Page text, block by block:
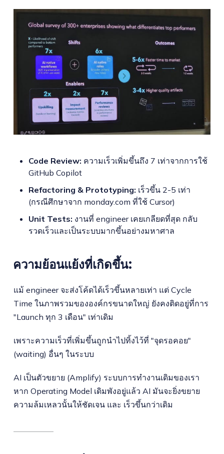
Code Review: ความเร็วเพิ่มขึ้นถึง 7 เท่าจากการใช้
GitHub Copilot
Refactoring & Prototyping: เร็วขึ้น 2-5 เท่า
(กรณีศึกษาจาก monday.com ที่ใช้ Cursor)
Unit Tests: งานที่ engineer เคยเกลียดที่สุด กลับ
รวดเร็วและเป็นระบบมากขึ้นอย่างมหาศาล
ความย้อนแย้งที่เกิดขึ้น:
แม้ engineer จะส่งโค้ดได้เร็วขึ้นหลายเท่า แต่ Cycle
Time ในภาพรวมขององค์กรขนาดใหญ่ ยังคงติดอยู่ที่การ
"Launch ทุก 3 เดือน" เท่าเดิม
เพราะความเร็วที่เพิ่มขึ้นถูกนำไปทิ้งไว้ที่ "จุดรอคอย"
(waiting) อื่นๆ ในระบบ
AI เป็นตัวขยาย (Amplify) ระบบการทำงานเดิมของเรา
หาก Operating Model เดิมพังอยู่แล้ว AI มันจะยิ่งขยาย
ความล้มเหลวนั้นให้ชัดเจน และ เร็วขึ้นกว่าเดิม